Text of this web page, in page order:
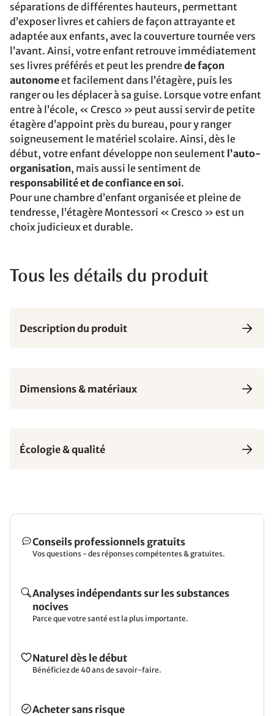
séparations de différentes hauteurs, permettant
d’exposer livres et cahiers de façon attrayante et
adaptée aux enfants, avec la couverture tournée vers
l’avant. Ainsi, votre enfant retrouve immédiatement
ses livres préférés et peut les prendrede façon
autonomeet facilement dans l’étagère, puis les
ranger ou les déplacer à sa guise. Lorsque votre enfant
entre à l’école, « Cresco » peut aussi servir de petite
étagère d’appoint près du bureau, pour y ranger
soigneusement le matériel scolaire. Ainsi, dès le
début, votre enfant développe non seulement l’auto-
organisation, mais aussi le sentiment de
responsabilité et de confiance en soi.
Pour une chambre d’enfant organisée et pleine de
tendresse, l’étagère Montessori « Cresco » est un
choix judicieux et durable.
Tous les détails du produit
Description du produit
Dimensions & matériaux
Écologie & qualité
Conseils professionnels gratuits
Vos questions - des réponses compétentes & gratuites.
Analyses indépendants sur les substances
nocives
Parce que votre santé est la plus importante.
Naturel dès le début
Bénéficiez de 40 ans de savoir-faire.
Acheter sans risque